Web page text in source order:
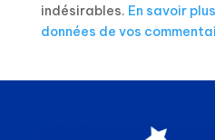
indésirables. En savoir
données de vos